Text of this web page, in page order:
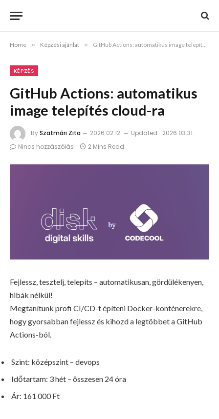
Home » Képzési ajánlat » GitHub Actions: automatikus image telepítés cloud-ra
KÉPZÉS
GitHub Actions: automatikus
image telepítés cloud-ra
BySzatmári Zita 2026.02.12. Updated: 2026.03.31.
Nincs hozzászólás
2 Mins Read
Fejlessz, tesztelj, telepíts – automatikusan, gördülékenyen,
hibák nélkül!
Megtanítunk profi CI/CD-t építeni Docker-konténerekre,
hogy gyorsabban fejlessz és kihozd a legtöbbet a GitHub
Actions-ból.
Szint: középszint – devops
Időtartam: 3 hét – összesen 24 óra
Ár: 161 000 Ft